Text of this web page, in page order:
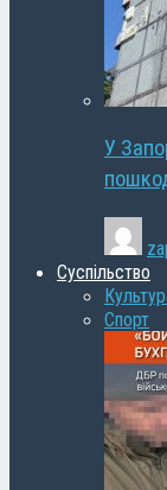
У
Суспільство
Спорт